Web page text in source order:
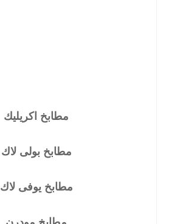
مطابخ اكريليك
مطابخ بولى لاك
مطابخ يوفى لاك